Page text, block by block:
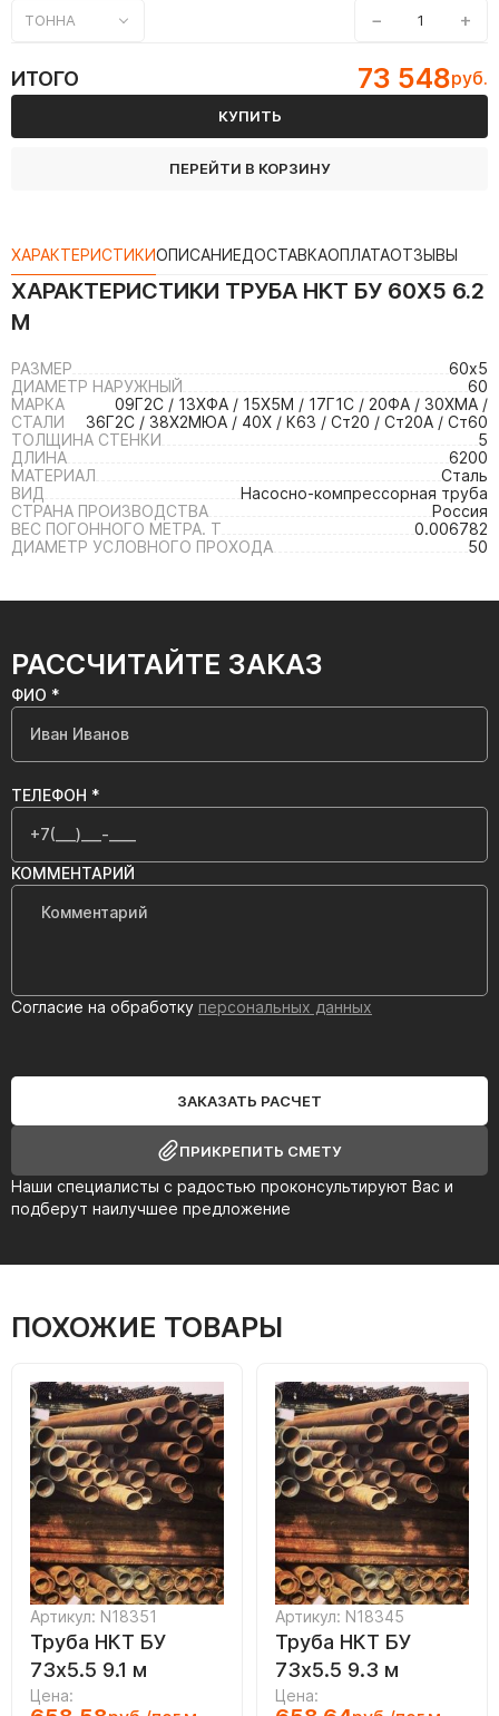
ТОННА − +
ИТОГО 73 548руб.
КУПИТЬ
ПЕРЕЙТИ В КОРЗИНУ
ХАРАКТЕРИСТИКИОПИСАНИЕДОСТАВКАОПЛАТАОТЗЫВЫ
ХАРАКТЕРИСТИКИ ТРУБА НКТ БУ 60Х5 6.2
М
РАЗМЕР
60х5
ДИАМЕТР НАРУЖНЫЙ
60
МАРКА
СТАЛИ
09Г2С / 13ХФА / 15Х5М / 17Г1С / 20ФА / 30ХМА /
36Г2С / 38Х2МЮА / 40Х / К63 / Ст20 / Ст20А / Ст60
ТОЛЩИНА СТЕНКИ
5
ДЛИНА
6200
МАТЕРИАЛ
Сталь
ВИД
Насосно-компрессорная труба
СТРАНА ПРОИЗВОДСТВА
Россия
ВЕС ПОГОННОГО МЕТРА. Т
0.006782
ДИАМЕТР УСЛОВНОГО ПРОХОДА
50
РАССЧИТАЙТЕ ЗАКАЗ
Наши специалисты с радостью проконсультируют Вас и
подберут наилучшее предложение
ФИО *
ТЕЛЕФОН *
КОММЕНТАРИЙ
Согласие на обработку персональных данных
ЗАКАЗАТЬ РАСЧЕТ
ПРИКРЕПИТЬ СМЕТУ
ПОХОЖИЕ ТОВАРЫ
Артикул: N18351
Труба НКТ БУ
73х5.5 9.1 м
Цена:
Артикул: N18345
Труба НКТ БУ
73х5.5 9.3 м
Цена: